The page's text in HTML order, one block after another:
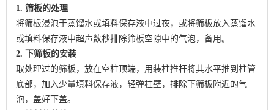
1. 筛板的处理
将筛板浸泡于蒸馏水或填料保存液中过夜，或将筛板放入蒸馏水
或填料保存液中超声数秒排除筛板空隙中的气泡，备用。
2. 下筛板的安装
取处理过的筛板，放在空柱顶端，用装柱推杆将其水平推到柱管
底部，加入少量填料保存液，轻弹柱壁，排除下筛板附近的气
泡，盖好下盖。